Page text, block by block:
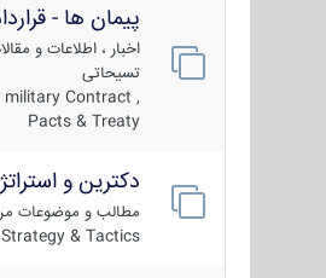
پیمان ها -
اخبار ، اطلاعات و
تسیحاتی
Contract ,
Pacts & Treaty
دکترین و
مطالب و موضوعات
& Tactics